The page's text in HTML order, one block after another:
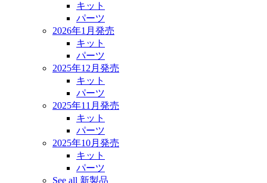
キット
パーツ
2026年1月発売
キット
パーツ
2025年12月発売
キット
パーツ
2025年11月発売
キット
パーツ
2025年10月発売
キット
パーツ
See all 新製品